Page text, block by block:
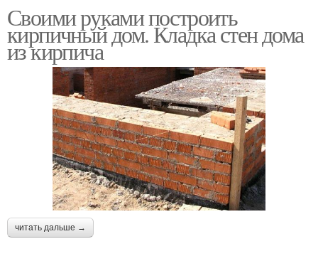
Своими руками построить
кирпичный дом. Кладка стен дома
из кирпича
читать дальше →